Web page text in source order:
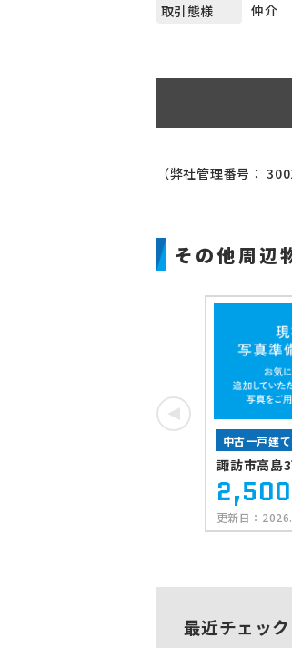
取引態様
仲介
（弊社管理番号：
その他周辺
中古一戸建て
諏訪市高島
2,500
更新日：
最近チェッ